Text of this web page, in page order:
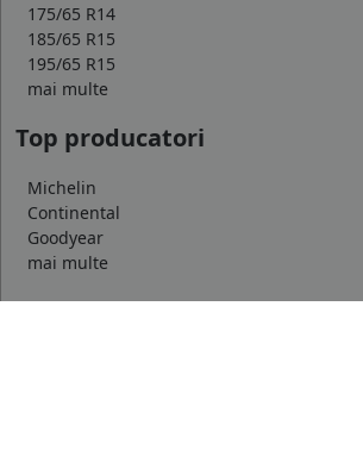
175/65 R14
185/65 R15
195/65 R15
mai multe
Top producatori
Michelin
Continental
Goodyear
mai multe
Marca auto